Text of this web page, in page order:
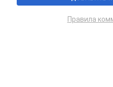
Правила